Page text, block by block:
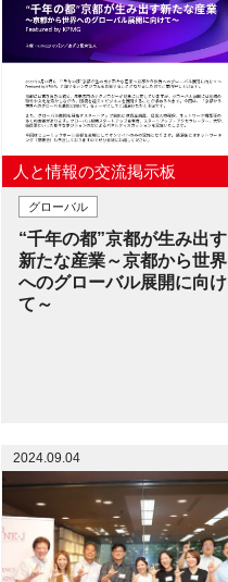
人と情報の交流掲示板
グローバル
“千年の都”京都が生み出す
新たな産業～京都から世界
へのグローバル展開に向け
て～
2024.09.04